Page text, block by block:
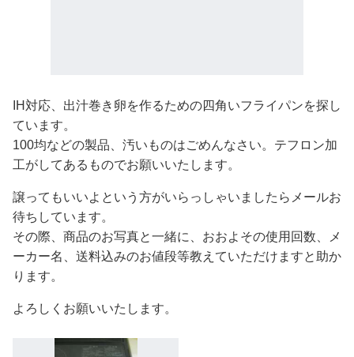
IH対応、出汁巻き卵を作るための四角いフライパンを探し
ています。
100均などの製品、汚いものはごめんなさい。テフロン加
工がしてあるものでお願いいたします。
譲ってもいいよという方がいらっしゃいましたらメールお
待ちしています。
その際、商品のお写真と一緒に、おおよその使用回数、メ
ーカー名、送料込みのお値段等教えていただけますと助か
ります。
よろしくお願いいたします。